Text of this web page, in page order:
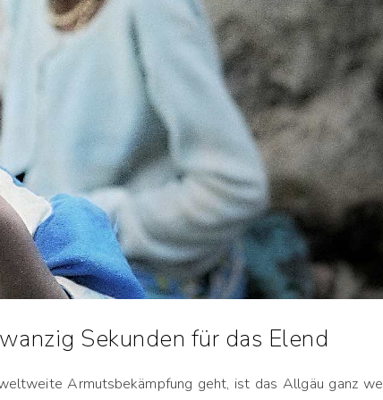
Sekunden für das Elend
Armutsbekämpfung geht, ist das Allgäu ganz